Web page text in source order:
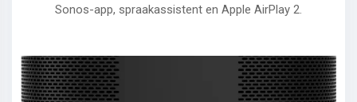
Sonos-app, spraakassistent en Apple AirPlay 2.